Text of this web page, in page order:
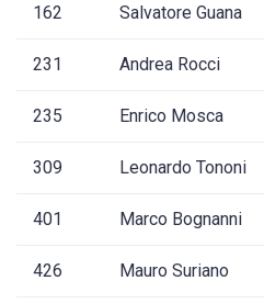
162 Salvatore Guana
231 Andrea Rocci
235 Enrico Mosca
309 Leonardo Tononi
401 Marco Bognanni
426 Mauro Suriano